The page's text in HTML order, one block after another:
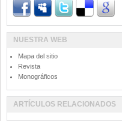
NUESTRA WEB
Mapa del sitio
Revista
Monográficos
ARTÍCULOS RELACIONADOS